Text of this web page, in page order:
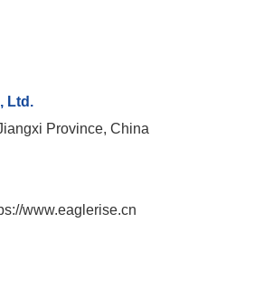
Ltd.
Province, China
www.eaglerise.cn